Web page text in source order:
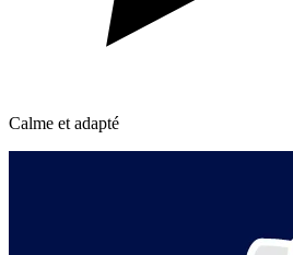
Calme et adapté